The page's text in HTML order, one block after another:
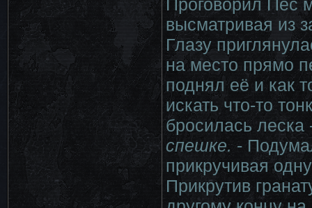
Проговорил Пёс
высматривая из
Глазу
на место прямо
поднял её и как
искать что-то
бросилась
спешке.-
прикручивая
Прикрутив